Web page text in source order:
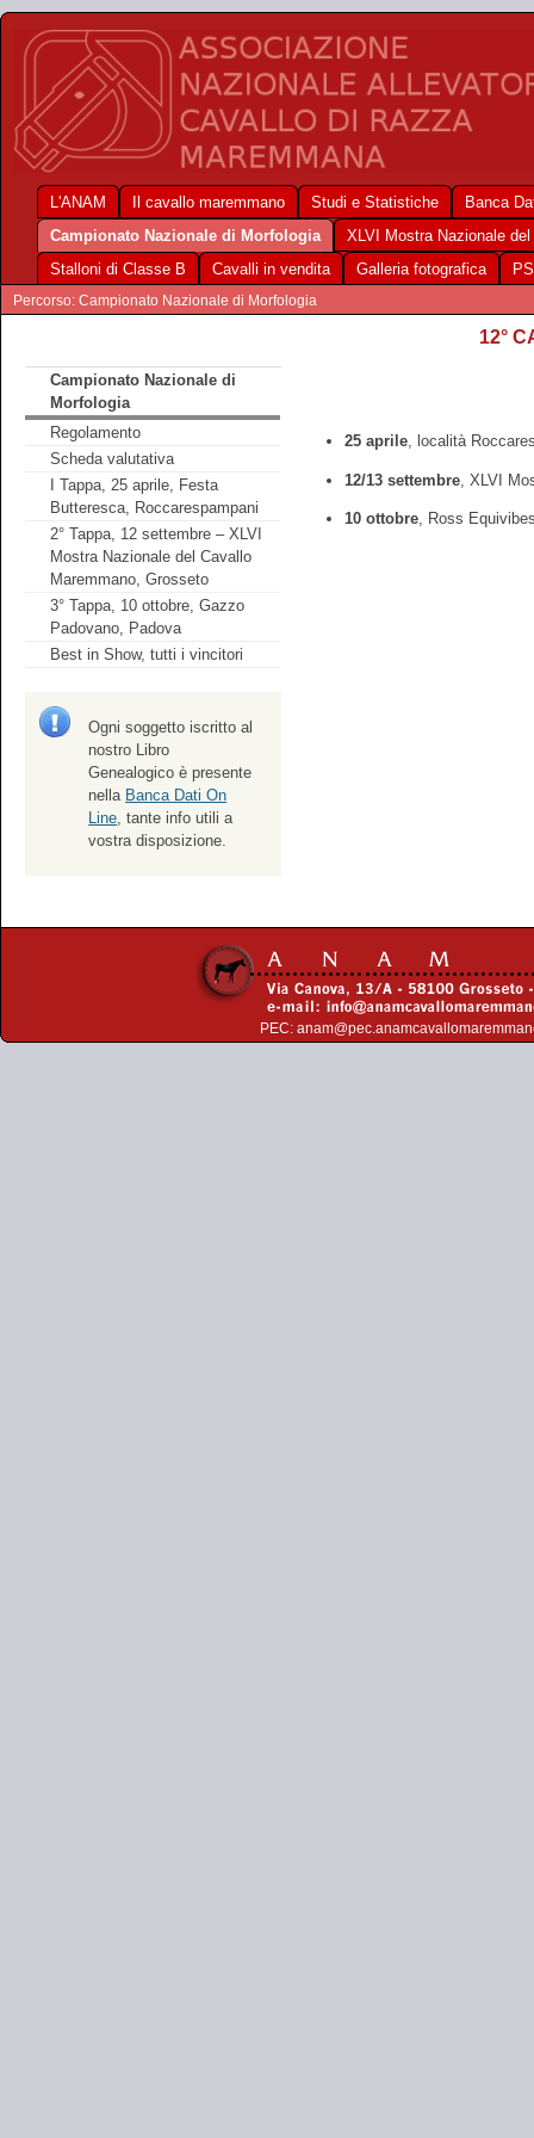
L'ANAM Il cavallo maremmano Studi e Statistiche
Banca
Campionato Nazionale di Morfologia
XLVI Mostra Nazionale
Stalloni di Classe B
Cavalli in vendita Galleria fotografica
Percorso: Campionato Nazionale di Morfologia
Campionato Nazionale di
Morfologia
Regolamento
Scheda valutativa
I Tappa, 25 aprile, Festa
Butteresca, Roccarespampani
2° Tappa, 12 settembre – XLVI
Mostra Nazionale del Cavallo
Maremmano, Grosseto
3° Tappa, 10 ottobre, Gazzo
Padovano, Padova
Best in Show, tutti i vincitori
Ogni soggetto iscritto al
nostro Libro
Genealogico è presente
nella Banca Dati On
Line, tante info utili a
vostra disposizione.
12°
25 aprile, località
12/13 settembre, XLVI
10 ottobre, Ross
PEC: